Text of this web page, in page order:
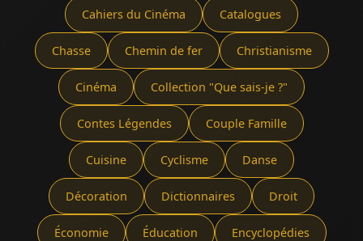
Cahiers du Cinéma Catalogues
Chasse Chemin de fer Christianisme
Cinéma Collection "Que sais-je ?"
Contes Légendes Couple Famille
Cuisine Cyclisme Danse
Décoration Dictionnaires Droit
Économie Éducation Encyclopédies